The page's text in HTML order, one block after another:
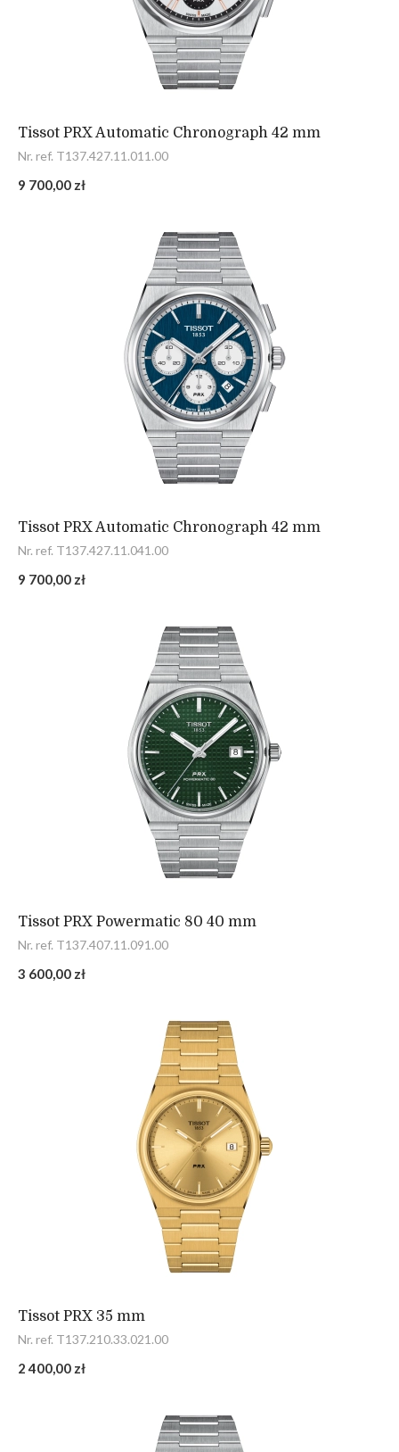
Tissot PRX Automatic Chronograph 42 mm
Nr. ref. T137.427.11.011.00
9 700,00 zł
Tissot PRX Automatic Chronograph 42 mm
Nr. ref. T137.427.11.041.00
9 700,00 zł
Tissot PRX Powermatic 80 40 mm
Nr. ref. T137.407.11.091.00
3 600,00 zł
Tissot PRX 35 mm
Nr. ref. T137.210.33.021.00
2 400,00 zł